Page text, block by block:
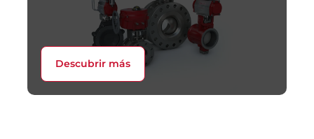
Descubrir más